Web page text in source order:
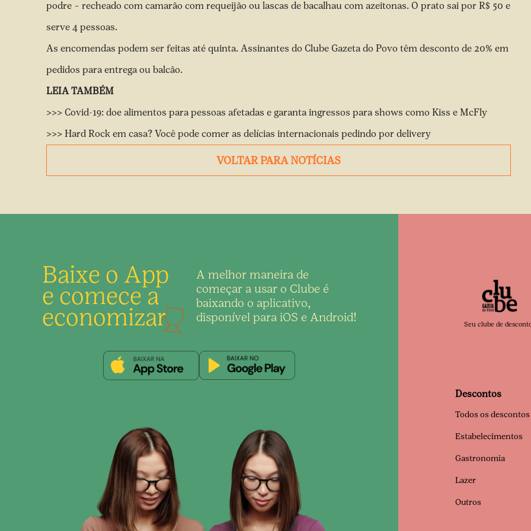
podre – recheado com camarão com requeijão ou lascas de bacalhau com azeitonas. O prato sai por R$ 50 e
serve 4 pessoas.
As encomendas podem ser feitas até quinta. Assinantes do Clube Gazeta do Povo têm desconto de 20% em
pedidos para entrega ou balcão.
LEIA TAMBÉM
>>> Covid-19: doe alimentos para pessoas afetadas e garanta ingressos para shows como Kiss e McFly
>>> Hard Rock em casa? Você pode comer as delícias internacionais pedindo por delivery
VOLTAR PARA NOTÍCIAS
Baixe o App
e comece a
economizar
A melhor maneira de
começar a usar o Clube é
baixando o aplicativo,
disponível para iOS e Android!
Seu clube de
Descontos
Todos os descontos
Estabelecimentos
Gastronomia
Lazer
Outros